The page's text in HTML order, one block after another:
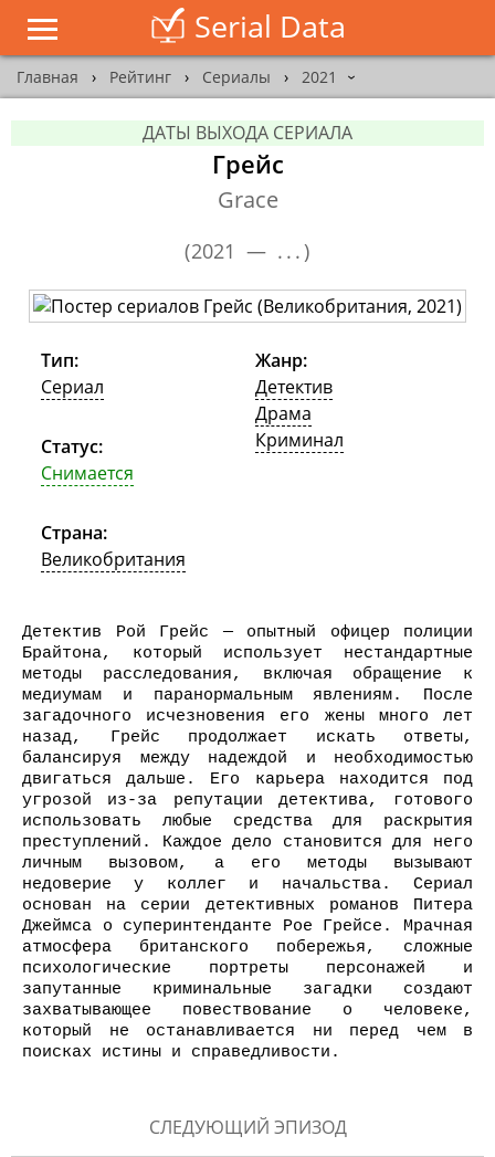
Serial Data
Главная › Рейтинг › Сериалы › 2021 ›
ДАТЫ ВЫХОДА СЕРИАЛА
Грейс
Grace
(2021 — ...)
Тип:
Сериал
Статус:
Снимается
Страна:
Великобритания
Жанр:
Детектив
Драма
Криминал
Детектив Рой Грейс — опытный офицер полиции
Брайтона, который использует нестандартные
методы расследования, включая обращение к
медиумам и паранормальным явлениям. После
загадочного исчезновения его жены много лет
назад, Грейс продолжает искать ответы,
балансируя между надеждой и необходимостью
двигаться дальше. Его карьера находится под
угрозой из-за репутации детектива, готового
использовать любые средства для раскрытия
преступлений. Каждое дело становится для него
личным вызовом, а его методы вызывают
недоверие у коллег и начальства. Сериал
основан на серии детективных романов Питера
Джеймса о суперинтенданте Рое Грейсе. Мрачная
атмосфера британского побережья, сложные
психологические портреты персонажей и
запутанные криминальные загадки создают
захватывающее повествование о человеке,
который не останавливается ни перед чем в
поисках истины и справедливости.
СЛЕДУЮЩИЙ ЭПИЗОД